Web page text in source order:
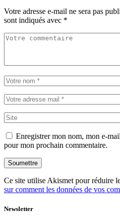
Votre adresse e-mail ne sera pas
sont indiqués avec *
Enregistrer mon nom, mon e-
pour mon prochain commentaire.
Soumettre
Ce site utilise Akismet pour réduire
sur comment les données de vos
Newsletter